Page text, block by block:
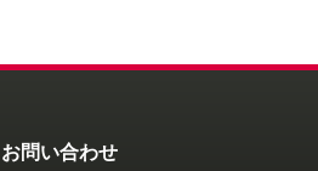
お問い合わせ